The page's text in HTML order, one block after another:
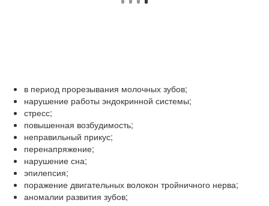
в период прорезывания молочных зубов;
нарушение работы эндокринной системы;
стресс;
повышенная возбудимость;
неправильный прикус;
перенапряжение;
нарушение сна;
эпилепсия;
поражение двигательных волокон тройничного нерва;
аномалии развития зубов;